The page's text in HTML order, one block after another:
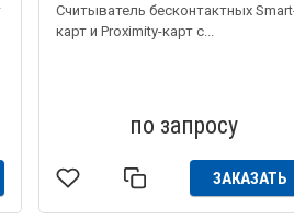
Считыватель бесконтактных
карт и Proximity-карт с...
по запросу
ЗАКАЗАТЬ